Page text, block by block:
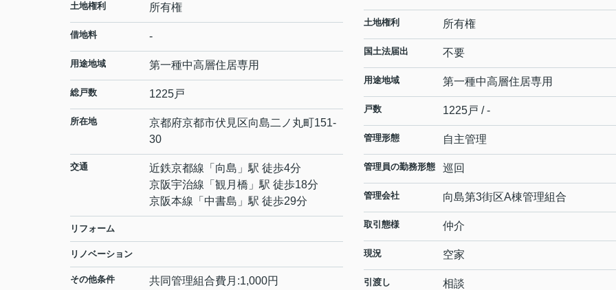
土地権利 所有権
借地料 -
用途地域 第一種中高層住居専用
総戸数 1225戸
所在地 京都府京都市伏見区向島二ノ丸町151-
30
交通 近鉄京都線 「 向島 」駅 徒歩4分
京阪宇治線 「 観月橋 」駅 徒歩18分
京阪本線 「 中書島 」駅 徒歩29分
リフォーム
リノベーション
その他条件 共同管理組合費月:1,000円
土地権利 所有権
国土法届出 不要
用途地域 第一種中高層住居専用
戸数 1225戸 / -
管理形態 自主管理
管理員の勤務形態 巡回
管理会社 向島第3街区A棟管理組合
取引態様 仲介
現況 空家
引渡し 相談